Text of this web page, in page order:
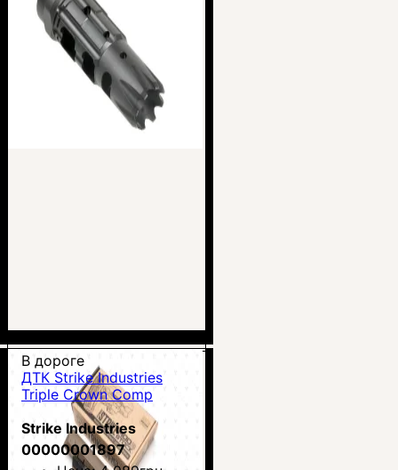
В дороге
ДТК Strike Industries
Triple Crown Comp
Strike Industries
00000001897